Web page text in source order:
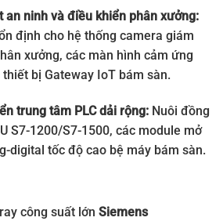
LOGO! Power 1P 24 VDC
LOGO! Power 1P 24 VDC
LOGO! 12/24RCE Siemens
LOGO! 230RCE Siemens
an ninh và điều khiển phân xưởng:
định cho hệ thống camera giám
xưởng, các màn hình cảm ứng
bị Gateway IoT bám sàn.
trung tâm PLC dải rộng:Nuôi đồng
S7-1200/S7-1500, các module mở
digital tốc độ cao bệ máy bám sàn.
công suất lớn Siemens